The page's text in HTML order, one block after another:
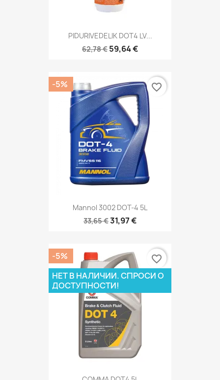
PIDURIVEDELIK DOT4 LV...
62,78 € 59,64 €
Mannol 3002 DOT-4 5L
33,65 €31,97 €
-5% favorite_border
-5%
НЕТ В НАЛИЧИИ. СПРОСИ О
ДОСТУПНОСТИ!
favorite_border